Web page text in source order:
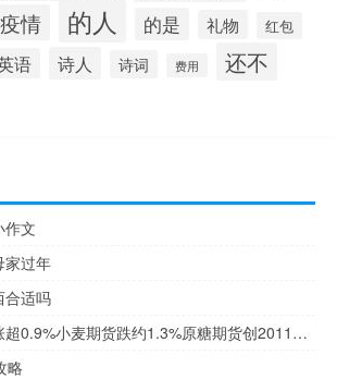
疫情 的人 的是 礼物 红包
语 诗人 诗词 费用 还不
作文
家过年
合适吗
芝加哥玉米期货涨超0.9%小麦期货跌约1.3%原糖期货创2011年10月以来新高
略